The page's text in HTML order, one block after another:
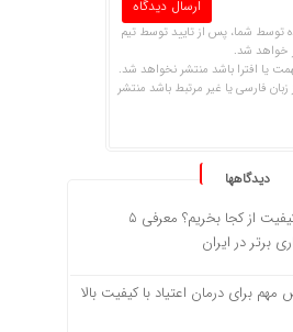
توسط شما، پس از تایید توسط تیم
خواهد شد.
یا افترا باشد منتشر نخواهد شد.
زبان فارسی یا غیر مرتبط باشد منتشر
دیدگاهها
قهوه باکیفیت از کجا بخریم؟ معرفی ۵
برتر در ایران